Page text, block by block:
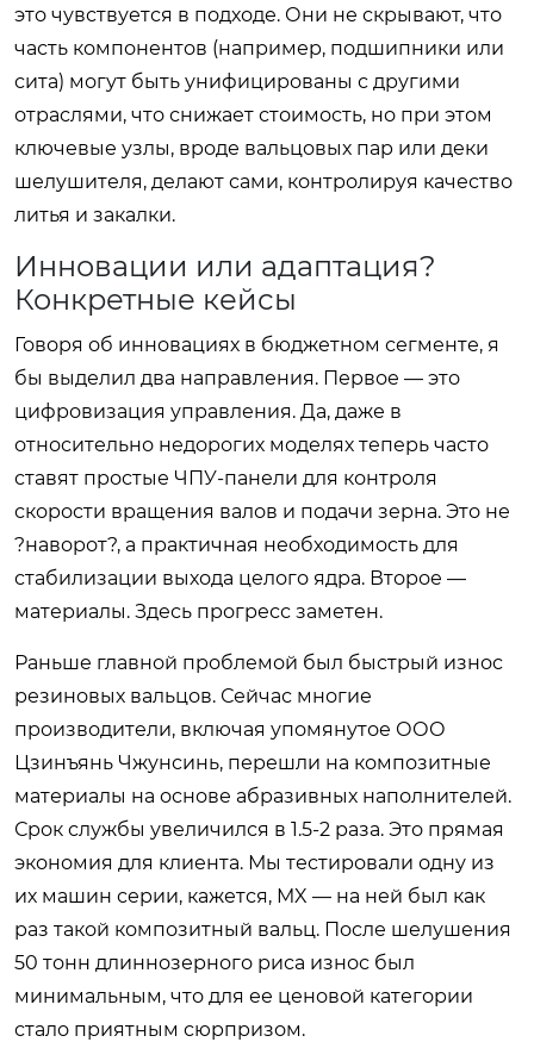
это чувствуется в подходе. Они не скрывают, что
часть компонентов (например, подшипники или
сита) могут быть унифицированы с другими
отраслями, что снижает стоимость, но при этом
ключевые узлы, вроде вальцовых пар или деки
шелушителя, делают сами, контролируя качество
литья и закалки.
Инновации или адаптация?
Конкретные кейсы
Говоря об инновациях в бюджетном сегменте, я
бы выделил два направления. Первое — это
цифровизация управления. Да, даже в
относительно недорогих моделях теперь часто
ставят простые ЧПУ-панели для контроля
скорости вращения валов и подачи зерна. Это не
?наворот?, а практичная необходимость для
стабилизации выхода целого ядра. Второе —
материалы. Здесь прогресс заметен.
Раньше главной проблемой был быстрый износ
резиновых вальцов. Сейчас многие
производители, включая упомянутое ООО
Цзинъянь Чжунсинь, перешли на композитные
материалы на основе абразивных наполнителей.
Срок службы увеличился в 1.5-2 раза. Это прямая
экономия для клиента. Мы тестировали одну из
их машин серии, кажется, MX — на ней был как
раз такой композитный вальц. После шелушения
50 тонн длиннозерного риса износ был
минимальным, что для ее ценовой категории
стало приятным сюрпризом.